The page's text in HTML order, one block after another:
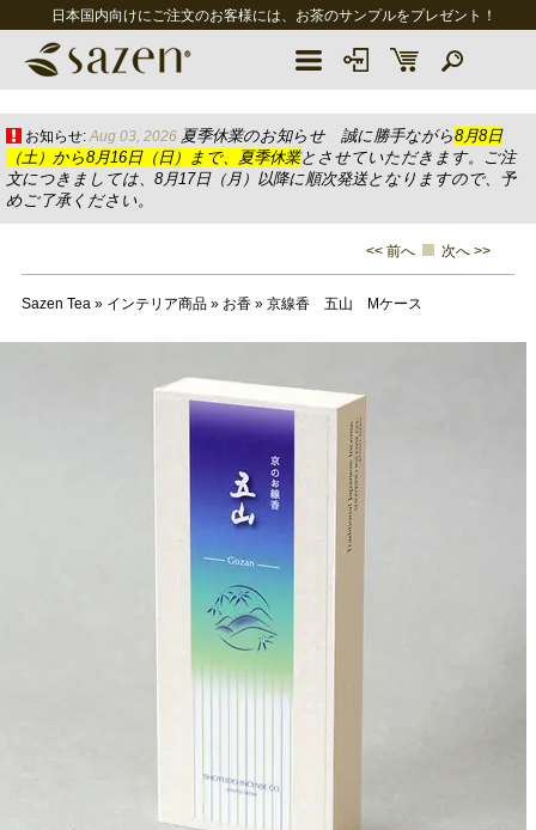
日本国内向けにご注文のお客様には、お茶のサンプルをプレゼント！
お知らせ: Aug 03, 2026 夏季休業のお知らせ 誠に勝手ながら8月8日
（土）から8月16日（日）まで、夏季休業とさせていただきます。ご注
文につきましては、8月17日（月）以降に順次発送となりますので、予
めご了承ください。
<< 前へ 次へ >>
Sazen Tea» インテリア商品» お香» 京線香 五山 Mケース